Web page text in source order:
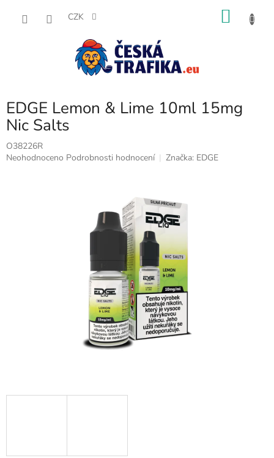
CZK
EDGE Lemon & Lime 10ml 15mg
Nic Salts
O38226R
Průměrné
Neohodnoceno Podrobnosti hodnocení Značka: EDGE